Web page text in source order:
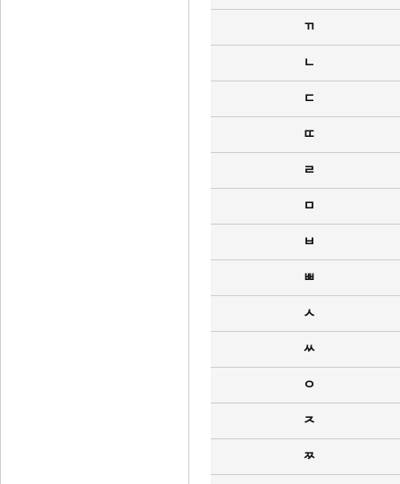
ㄲ
ㄴ
ㄷ
ㄸ
ㄹ
ㅁ
ㅂ
ㅃ
ㅅ
ㅆ
ㅇ
ㅈ
ㅉ